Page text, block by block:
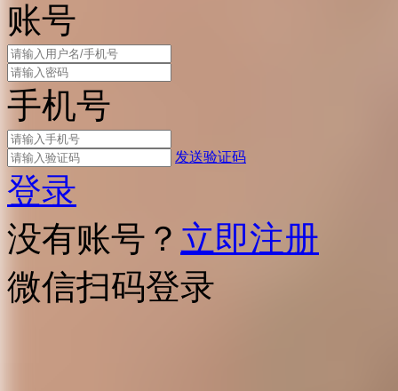
账号
手机号
发送验证码
登录
没有账号？ 立即注册
微信扫码登录